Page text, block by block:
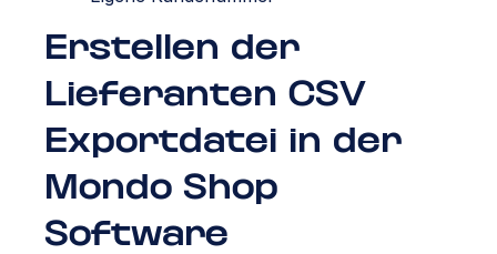
Erstellen der
Lieferanten CSV
Exportdatei in der
Mondo Shop
Software